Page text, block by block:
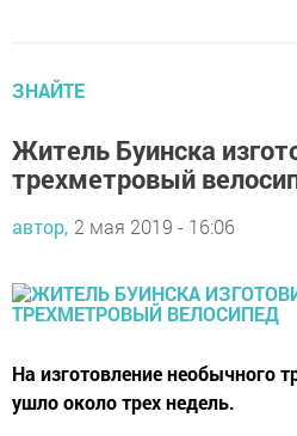
ЗНАЙТЕ
Житель Буинска
трехметровый
автор, 2 мая 2019 - 16:06
На изготовление необычного
ушло около трех недель.